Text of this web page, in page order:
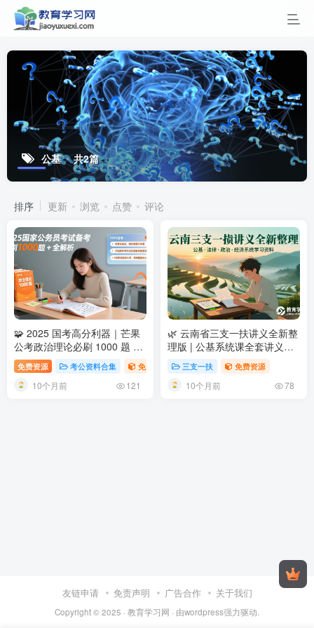
公基 共2篇
排序 更新 浏览 点赞 评论
🧩 2025 国考高分利器｜芒果
公考政治理论必刷 1000 题 +
答案解析全面公开 2025 国考
政治理论必刷 1000 题｜芒果
公考免费试题＋全解析
免费资源 考公资料合集 免费资源
10个月前 121
🌿 云南省三支一扶讲义全新整
理版 | 公基系统课全套讲义资
料解读
云南三支一扶讲义系统
课全套资料 | 公基法律政治经
济全解析
三支一扶 免费资源
10个月前 78
友链申请 免责声明 广告合作 关于我们
Copyright © 2025 · 教育学习网 · 由wordpress强力驱动.